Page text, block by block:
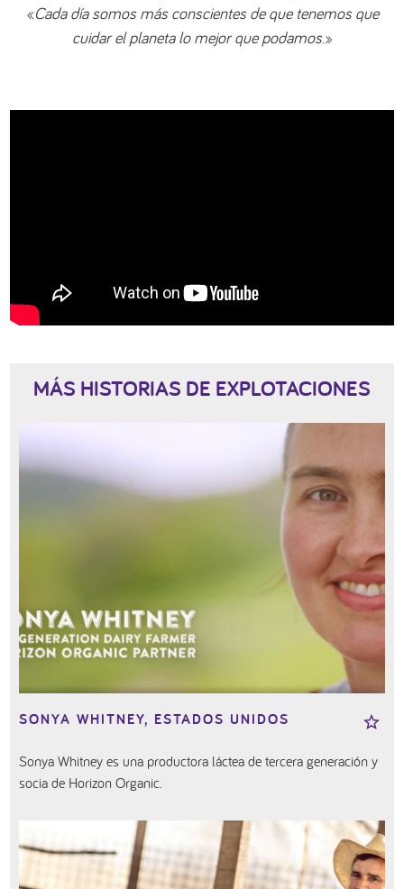
«Cada día somos más conscientes de que tenemos que
cuidar el planeta lo mejor que podamos.»
MÁS HISTORIAS DE EXPLOTACIONES
SONYA WHITNEY, ESTADOS UNIDOS
Sonya Whitney es una productora láctea de tercera generación y
socia de Horizon Organic.